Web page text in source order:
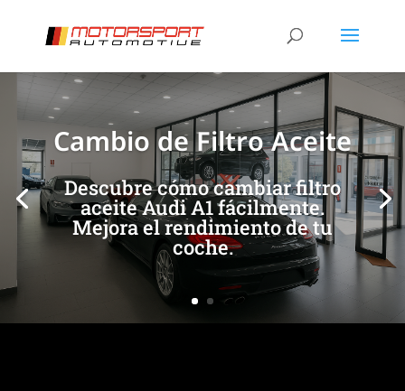
Cambio de Filtro Aceite
Descubre cómo cambiar filtro
aceite Audi A1 fácilmente.
Mejora el rendimiento de tu
coche.
[/et_pb_slide][/et_pb_slide]